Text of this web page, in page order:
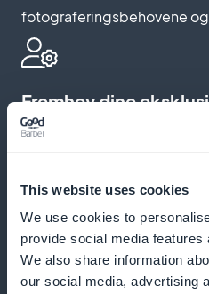
This website uses cookies
We use cookies to
provide social media
We also share information
our social media, advertising
fotograferingsbehovene
Fremhev dine
Integrer iøynefallende
oppmerksom på det unike
ditt